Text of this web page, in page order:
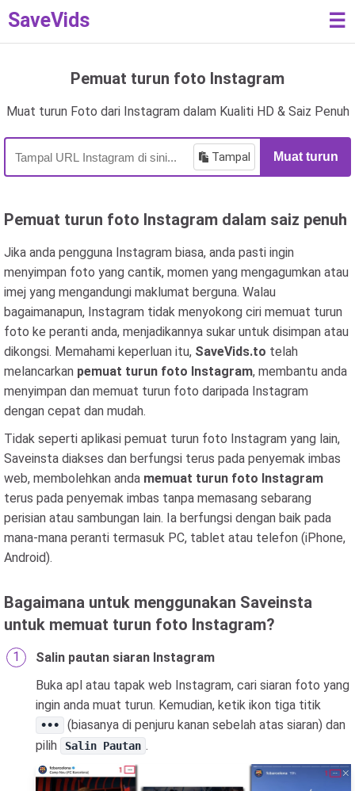
SaveVids ☰
Pemuat turun foto Instagram
Muat turun Foto dari Instagram dalam Kualiti HD & Saiz Penuh
Tampal Muat turun
Pemuat turun foto Instagram dalam saiz penuh
Jika anda pengguna Instagram biasa, anda pasti ingin
menyimpan foto yang cantik, momen yang mengagumkan atau
imej yang mengandungi maklumat berguna. Walau
bagaimanapun, Instagram tidak menyokong ciri memuat turun
foto ke peranti anda, menjadikannya sukar untuk disimpan atau
dikongsi. Memahami keperluan itu, SaveVids.to telah
melancarkan pemuat turun foto Instagram, membantu anda
menyimpan dan memuat turun foto daripada Instagram
dengan cepat dan mudah.
Tidak seperti aplikasi pemuat turun foto Instagram yang lain,
Saveinsta diakses dan berfungsi terus pada penyemak imbas
web, membolehkan anda memuat turun foto Instagram
terus pada penyemak imbas tanpa memasang sebarang
perisian atau sambungan lain. Ia berfungsi dengan baik pada
mana-mana peranti termasuk PC, tablet atau telefon (iPhone,
Android).
Bagaimana untuk menggunakan Saveinsta
untuk memuat turun foto Instagram?
Salin pautan siaran Instagram
Buka apl atau tapak web Instagram, cari siaran foto yang
ingin anda muat turun. Kemudian, ketik ikon tiga titik
•••
(biasanya di penjuru kanan sebelah atas siaran) dan
pilih
Salin Pautan .